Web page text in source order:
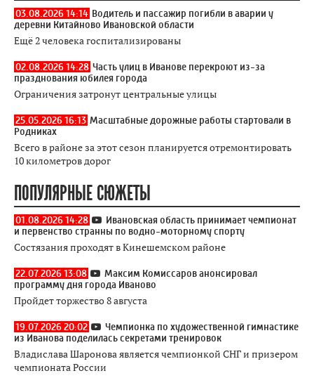
03.08.2026 14:14 Водитель и пассажир погибли в аварии у
деревни Китайново Ивановской области
Ещё 2 человека госпитализированы
02.08.2026 14:28 Часть улиц в Иванове перекроют из-за
празднования юбилея города
Ограничения затронут центральные улицы
25.05.2026 16:13 Масштабные дорожные работы стартовали в
Родниках
Всего в районе за этот сезон планируется отремонтировать
10 километров дорог
ПОПУЛЯРНЫЕ СЮЖЕТЫ
01.08.2026 14:28
Ивановская область принимает чемпионат
и первенство странны по водно-моторному спорту
Состязания проходят в Кинешемском районе
22.07.2026 13:08
Максим Комиссаров анонсировал
программу дня города Иваново
Пройдет торжество 8 августа
19.07.2026 20:02
Чемпионка по художественной гимнастике
из Иванова поделилась секретами тренировок
Владислава Шаронова является чемпионкой СНГ и призером
чемпионата России